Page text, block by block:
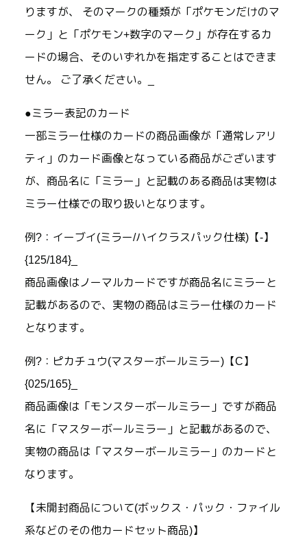
りますが、 そのマークの種類が「ポケモンだけのマ
ーク」と「ポケモン+数字のマーク」が存在するカ
ードの場合、そのいずれかを指定することはできま
せん。 ご了承ください。_
●ミラー表記のカード
一部ミラー仕様のカードの商品画像が「通常レアリ
ティ」のカード画像となっている商品がございます
が、商品名に「ミラー」と記載のある商品は実物は
ミラー仕様での取り扱いとなります。
例?：イーブイ(ミラー/ハイクラスパック仕様)【-】
{125/184}_
商品画像はノーマルカードですが商品名にミラーと
記載があるので、実物の商品はミラー仕様のカード
となります。
例?：ピカチュウ(マスターボールミラー)【C】
{025/165}_
商品画像は「モンスターボールミラー」ですが商品
名に「マスターボールミラー」と記載があるので、
実物の商品は「マスターボールミラー」のカードと
なります。
【未開封商品について(ボックス・パック・ファイル
系などのその他カードセット商品)】